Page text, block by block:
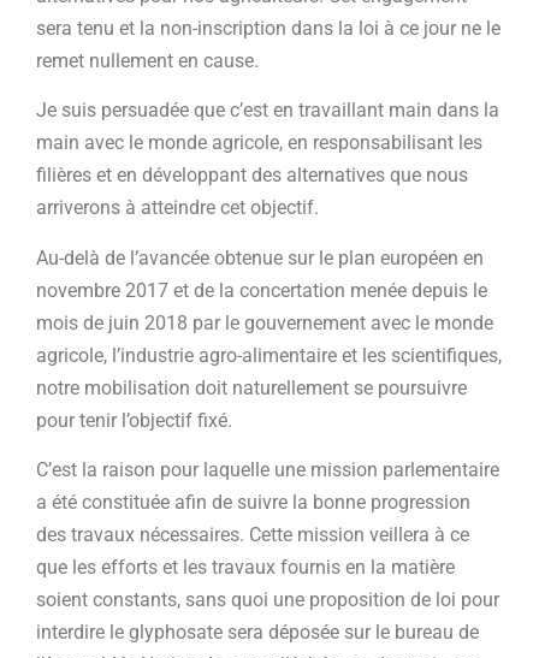
sera tenu et la non-inscription dans la loi à ce jour ne le
remet nullement en cause.
Je suis persuadée que c’est en travaillant main dans la
main avec le monde agricole, en responsabilisant les
filières et en développant des alternatives que nous
arriverons à atteindre cet objectif.
Au-delà de l’avancée obtenue sur le plan européen en
novembre 2017 et de la concertation menée depuis le
mois de juin 2018 par le gouvernement avec le monde
agricole, l’industrie agro-alimentaire et les scientifiques,
notre mobilisation doit naturellement se poursuivre
pour tenir l’objectif fixé.
C’est la raison pour laquelle une mission parlementaire
a été constituée afin de suivre la bonne progression
des travaux nécessaires. Cette mission veillera à ce
que les efforts et les travaux fournis en la matière
soient constants, sans quoi une proposition de loi pour
interdire le glyphosate sera déposée sur le bureau de